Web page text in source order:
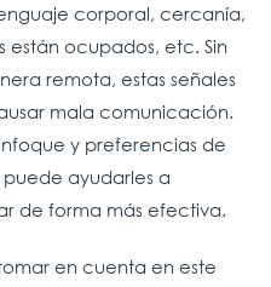
corporal, cercanía,
están ocupados, etc. Sin
remota, estas señales
mala comunicación.
y preferencias de
ayudarles a
de forma más efectiva.
en cuenta en este